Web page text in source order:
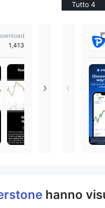
1,413
Ottieni
Tutto 4
hanno